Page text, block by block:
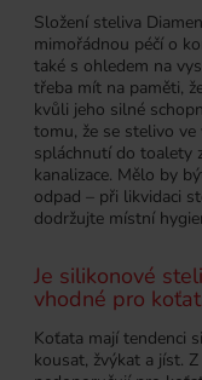
Složení steliva
mimořádnou péčí o
také s ohledem na
třeba mít na paměti,
kvůli jeho silné
tomu, že se stelivo
spláchnutí do toalety
kanalizace. Mělo by
odpad – při likvidaci
dodržujte místní
Je silikonové
vhodné pro
Koťata mají tendenci
kousat, žvýkat a jíst.